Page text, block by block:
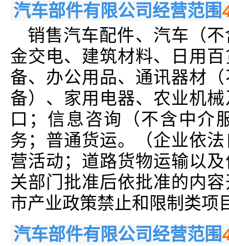
汽车部件有限公司经营范围
销售汽车配件、汽车（
金交电、建筑材料、日用
备、办公用品、通讯器材
备）、家用电器、农业机
口；信息咨询（不含中介
务；普通货运。（企业依
营活动；道路货物运输以
关部门批准后依批准的内
市产业政策禁止和限制类项
汽车部件有限公司经营范围